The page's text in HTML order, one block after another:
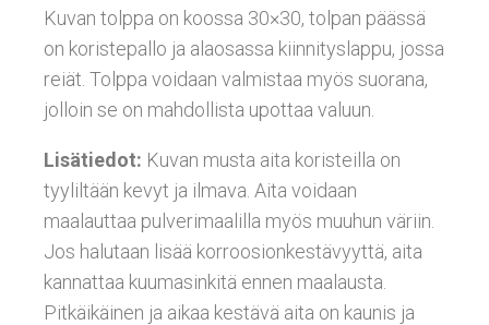
Kuvan tolppa on koossa 30×30, tolpan päässä
on koristepallo ja alaosassa kiinnityslappu, jossa
reiät. Tolppa voidaan valmistaa myös suorana,
jolloin se on mahdollista upottaa valuun.
Lisätiedot: Kuvan musta aita koristeilla on
tyyliltään kevyt ja ilmava. Aita voidaan
maalauttaa pulverimaalilla myös muuhun väriin.
Jos halutaan lisää korroosionkestävyyttä, aita
kannattaa kuumasinkitä ennen maalausta.
Pitkäikäinen ja aikaa kestävä aita on kaunis ja